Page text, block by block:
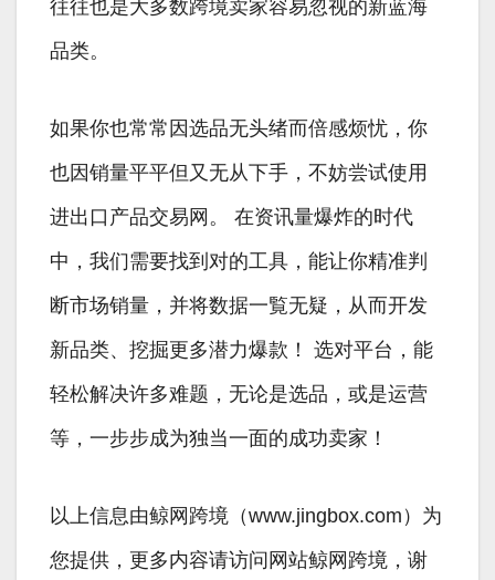
往往也是大多数跨境卖家容易忽视的新蓝海
品类。
如果你也常常因选品无头绪而倍感烦忧，你
也因销量平平但又无从下手，不妨尝试使用
进出口产品交易网。 在资讯量爆炸的时代
中，我们需要找到对的工具，能让你精准判
断市场销量，并将数据一覧无疑，从而开发
新品类、挖掘更多潜力爆款！ 选对平台，能
轻松解决许多难题，无论是选品，或是运营
等，一步步成为独当一面的成功卖家！
以上信息由鲸网跨境（www.jingbox.com）为
您提供，更多内容请访问网站鲸网跨境，谢